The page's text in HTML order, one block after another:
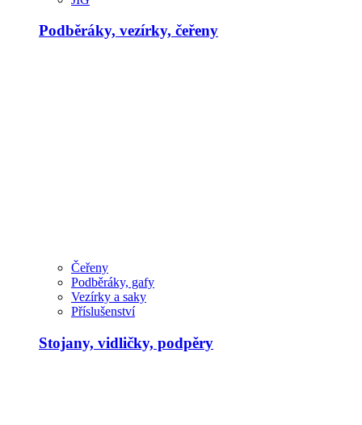
Podběráky, vezírky, čeřeny
Čeřeny
Podběráky, gafy
Vezírky a saky
Příslušenství
Stojany, vidličky, podpěry